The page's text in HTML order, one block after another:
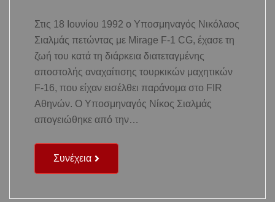
Στις 18 Ιουνίου 1992 ο Υποσμηναγός Νικόλαος
Σιαλμάς πετώντας με Mirage F-1 CG, έχασε τη
ζωή του κατά τη διάρκεια διατεταγμένης
αποστολής αναχαίτισης τουρκικών μαχητικών
F-16, που είχαν εισέλθει παράνομα στο FIR
Αθηνών. Ο Yποσμηναγός Νίκος Σιαλμάς
απογειώθηκε από την…
Συνέχεια